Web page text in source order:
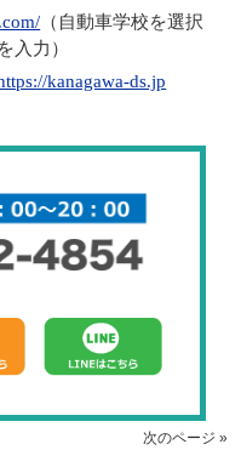
（自動車学校を選択
入力）
kanagawa-ds.jp
次のページ »